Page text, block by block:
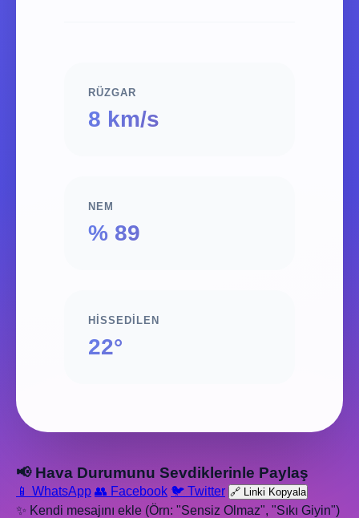
RÜZGAR
8 km/s
NEM
% 89
HISSEDILEN
22°
📢 Hava Durumunu Sevdiklerinle Paylaş
📱 WhatsApp 👥 Facebook 🐦 Twitter 🔗 Linki Kopyala
✨ Kendi mesajını ekle (Örn: "Sensiz Olmaz", "Sıkı Giyin")